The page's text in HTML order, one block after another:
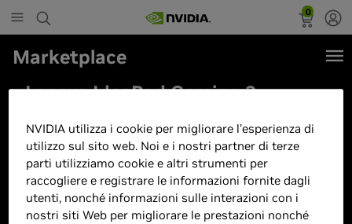
0
Marketplace
Lenovo IdeaPad Gaming 3
15.6'' FHD (AMD Ryzen 5 5500H,
RAM 16GB, SSD 512GB, NVIDIA
GeForce RTX 2050-4GB, Windows
11 Home) - Ombra Nero
NVIDIA utilizza i cookie per migliorare l'esperienza di
utilizzo sul sito web. Noi e i nostri partner di terze
parti utilizziamo cookie e altri strumenti per
raccogliere e registrare le informazioni fornite dagli
utenti, nonché informazioni sulle interazioni con i
nostri siti Web per migliorare le prestazioni nonché